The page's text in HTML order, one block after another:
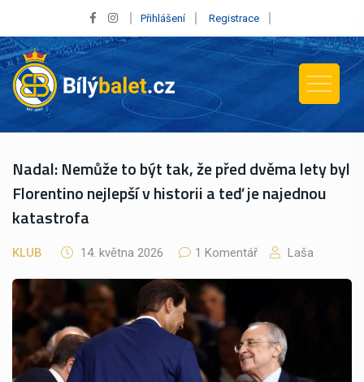
Přihlášení Registrace
Nadal: Nemůže to být tak, že před dvěma lety byl
Florentino nejlepší v historii a teď je najednou
katastrofa
KLUB 14. května 2026 1 Komentář Laša